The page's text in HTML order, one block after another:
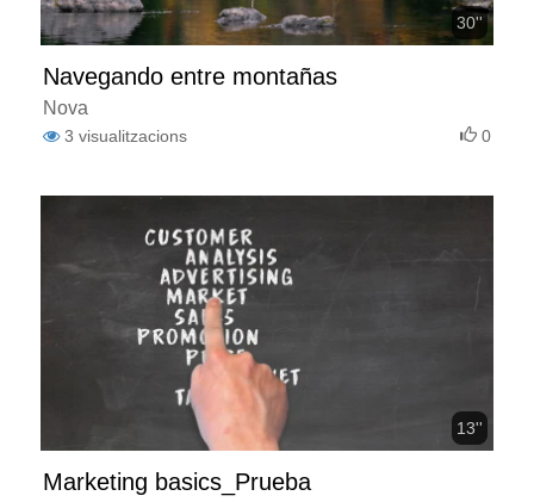
30''
Navegando entre montañas
Nova
3 visualitzacions 0
13''
Marketing basics_Prueba